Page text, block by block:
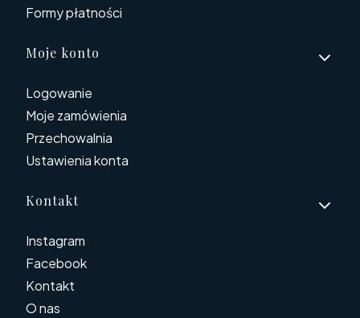
Formy płatności
Moje konto
Logowanie
Moje zamówienia
Przechowalnia
Ustawienia konta
Kontakt
Instagram
Facebook
Kontakt
O nas